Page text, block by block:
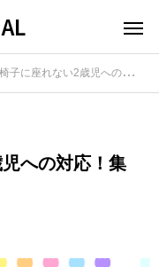
ない2歳児への対応！集中力を高める環境の作り方
への対応！集